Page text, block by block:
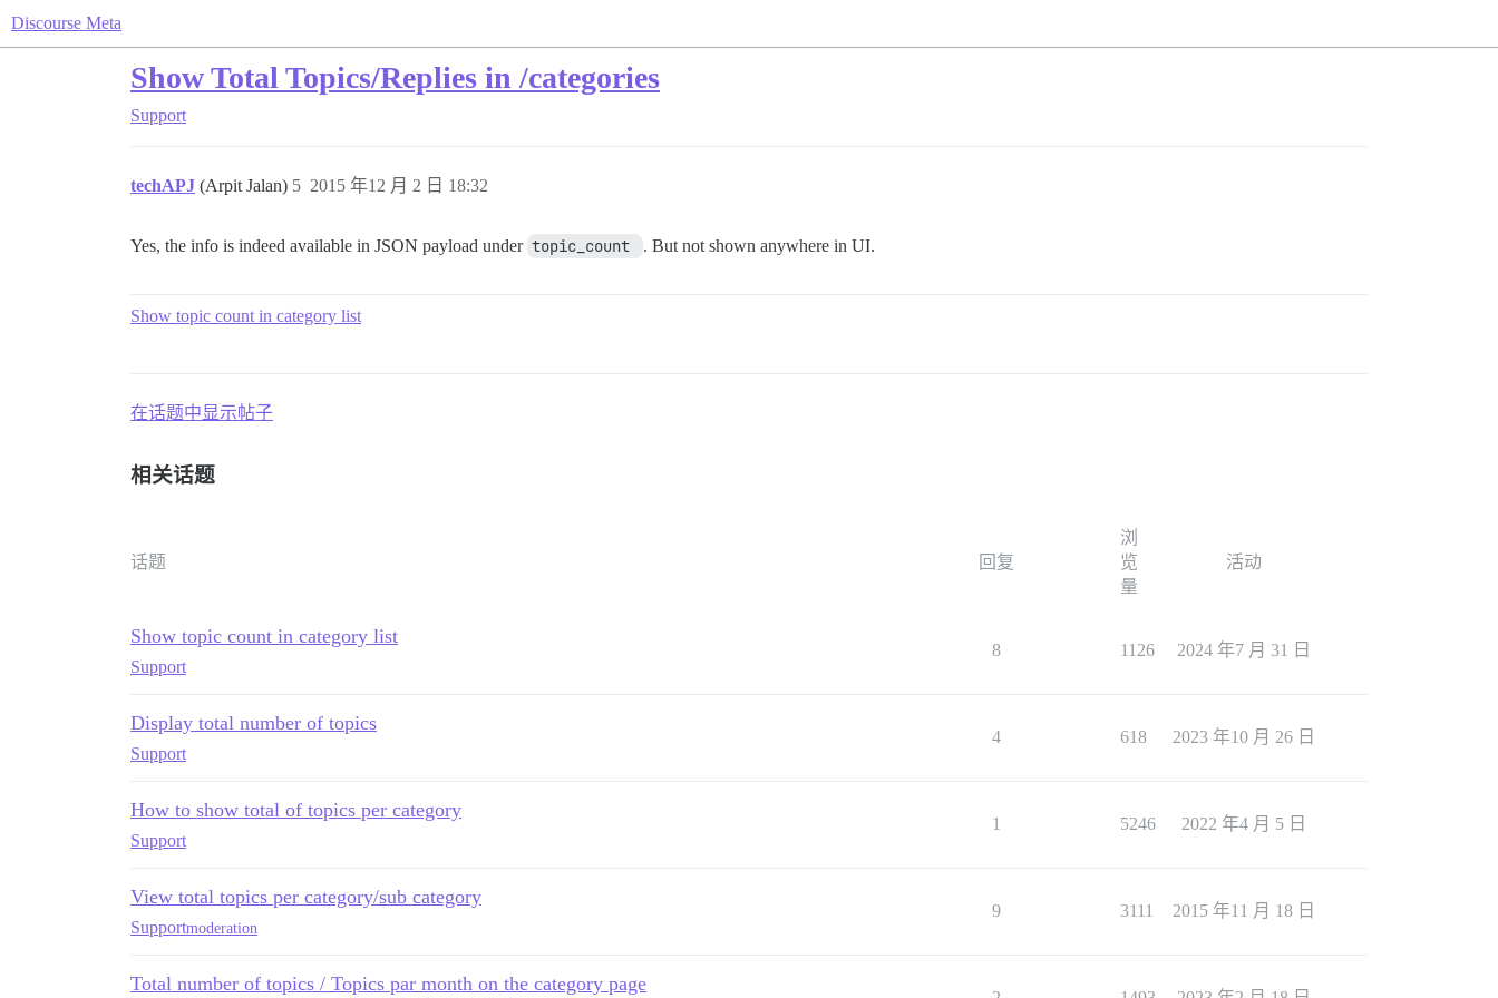
Discourse Meta
Show Total Topics/Replies in /categories
Support
techAPJ (Arpit Jalan) 2015 年12 月 2 日 18:32
5
Yes, the info is indeed available in JSON payload under topic_count . But not shown anywhere in UI.
Show topic count in category list
在话题中显示帖子
相关话题
话题 回复
浏
览
量
活动
Show topic count in category list
Support
8 1126 2024 年7 月 31 日
Display total number of topics
Support
4 618 2023 年10 月 26 日
How to show total of topics per category
Support
1 5246 2022 年4 月 5 日
View total topics per category/sub category
Supportmoderation
9 3111 2015 年11 月 18 日
Total number of topics / Topics par month on the category page